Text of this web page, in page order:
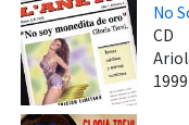
No
CD
1999